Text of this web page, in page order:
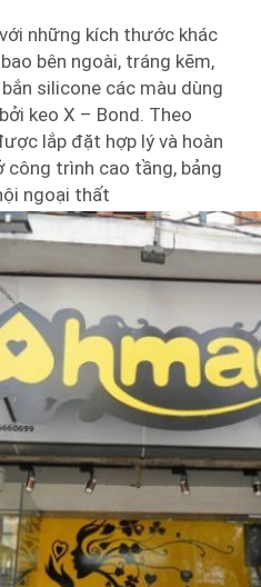
với những kích thước khác
bên ngoài, tráng kẽm,
silicone các màu dùng
keo X – Bond. Theo
lắp đặt hợp lý và hoàn
trình cao tầng, bảng
ngoại thất